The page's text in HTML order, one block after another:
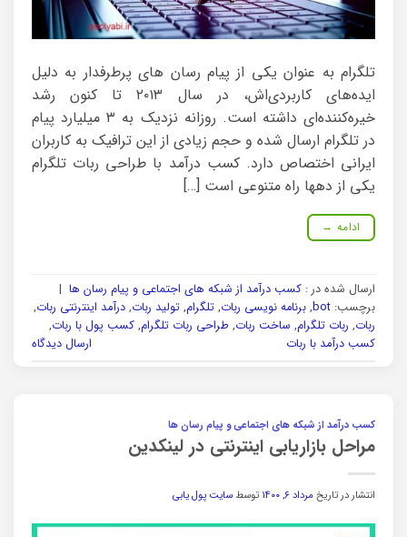
تلگرام به عنوان یکی از پیام رسان های پرطرفدار به دلیل
ایده‌های کاربردی‌اش، در سال ۲۰۱۳ تا کنون رشد
خیره‌کننده‌ای داشته است. روزانه نزدیک به ۳ میلیارد پیام
در تلگرام ارسال شده و حجم زیادی از این ترافیک به کاربران
ایرانی اختصاص دارد. کسب درآمد با طراحی ربات تلگرام
یکی از دهها راه متنوعی است […]
ادامه →
ارسال شده در : کسب درآمد از شبکه های اجتماعی و پیام رسان ها |
برچسب: bot
, برنامه نویسی ربات, تلگرام, تولید ربات, درآمد اینترنتی ربات,
ربات, ربات تلگرام, ساخت ربات, طراحی ربات تلگرام, کسب پول با ربات,
کسب درآمد با ربات
ارسال دیدگاه
کسب درآمد از شبکه های اجتماعی و پیام رسان ها
مراحل بازاریابی اینترنتی در لینکدین
انتشار در تاریخ مرداد ۶, ۱۴۰۰ توسط سایت پول یابی